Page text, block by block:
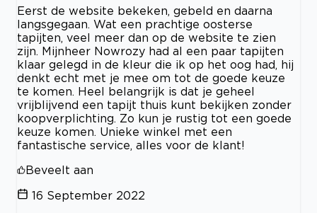
Eerst de website bekeken, gebeld en daarna
langsgegaan. Wat een prachtige oosterse
tapijten, veel meer dan op de website te zien
zijn. Mijnheer Nowrozy had al een paar tapijten
klaar gelegd in de kleur die ik op het oog had, hij
denkt echt met je mee om tot de goede keuze
te komen. Heel belangrijk is dat je geheel
vrijblijvend een tapijt thuis kunt bekijken zonder
koopverplichting. Zo kun je rustig tot een goede
keuze komen. Unieke winkel met een
fantastische service, alles voor de klant!
Beveelt aan
16 September 2022